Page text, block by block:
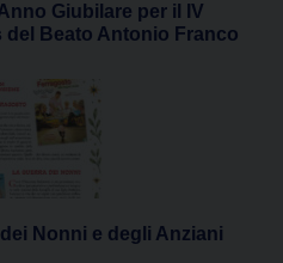
Giubilare per il IV
Beato Antonio Franco
Nonni e degli Anziani